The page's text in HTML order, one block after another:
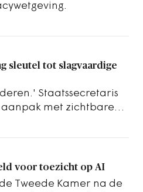
sleutel tot slagvaardige
Staatssecretaris
met zichtbare
voor toezicht op AI
Tweede Kamer na de